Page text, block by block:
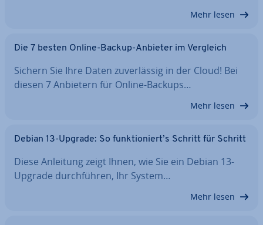
Mehr lesen
Die 7 besten Online-Backup-Anbieter im Vergleich
Sichern Sie Ihre Daten zu­ver­läs­sig in der Cloud! Bei
diesen 7 Anbietern für Online-Backups…
Mehr lesen
Debian 13-Upgrade: So funk­tio­niert’s Schritt für Schritt
Diese Anleitung zeigt Ihnen, wie Sie ein Debian 13-
Upgrade durch­füh­ren, Ihr System…
Mehr lesen